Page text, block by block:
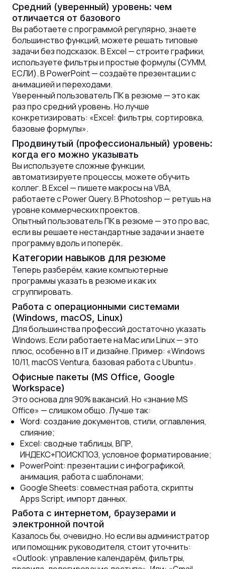
Средний (уверенный) уровень: чем
отличается от базового
Вы работаете с программой регулярно, знаете
большинство функций, можете решать типовые
задачи без подсказок. В Excel — строите графики,
используете фильтры и простые формулы (СУММ,
ЕСЛИ). В PowerPoint — создаёте презентации с
анимацией и переходами.
Уверенный пользователь ПК в резюме — это как
раз про средний уровень. Но лучше
конкретизировать: «Excel: фильтры, сортировка,
базовые формулы».
Продвинутый (профессиональный) уровень:
когда его можно указывать
Вы используете сложные функции,
автоматизируете процессы, можете обучить
коллег. В Excel — пишете макросы на VBA,
работаете с Power Query. В Photoshop — ретушь на
уровне коммерческих проектов.
Опытный пользователь ПК в резюме — это про вас,
если вы решаете нестандартные задачи и знаете
программу вдоль и поперёк.
Категории навыков для резюме
Теперь разберём, какие компьютерные
программы указать в резюме и как их
сгруппировать.
Работа с операционными системами
(Windows, macOS, Linux)
Для большинства профессий достаточно указать
Windows. Если работаете на Mac или Linux — это
плюс, особенно в IT и дизайне. Пример: «Windows
10/11, macOS Ventura, базовая работа с Ubuntu».
Офисные пакеты (MS Office, Google
Workspace)
Это основа для 90% вакансий. Но «знание MS
Office» — слишком общо. Лучше так:
Word: создание документов, стили, оглавления,
слияние;
Excel: сводные таблицы, ВПР,
ИНДЕКС+ПОИСКПОЗ, условное форматирование;
PowerPoint: презентации с инфографикой,
анимация, работа с шаблонами;
Google Sheets: совместная работа, скрипты
Apps Script, импорт данных.
Работа с интернетом, браузерами и
электронной почтой
Казалось бы, очевидно. Но если вы администратор
или помощник руководителя, стоит уточнить:
«Outlook: управление календарём, фильтры,